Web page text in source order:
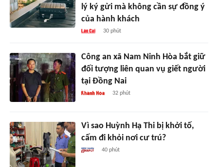
lý ký gửi mà không cần sự đồng ý
của hành khách
30 phút
Công an xã Nam Ninh Hòa bắt giữ
đối tượng liên quan vụ giết người
tại Đồng Nai
32 phút
Vì sao Huỳnh Hạ Thi bị khởi tố,
cấm đi khỏi nơi cư trú?
40 phút